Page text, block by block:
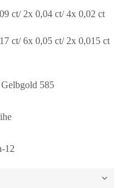
ct/ 2x 0,04 ct/ 4x 0,02 ct
ct/ 6x 0,05 ct/ 2x 0,015 ct
Gelbgold 585
12